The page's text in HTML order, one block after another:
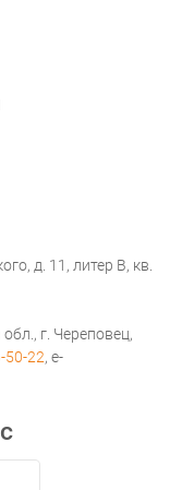
д. 11, литер В, кв.
г. Череповец,
50-22, e-